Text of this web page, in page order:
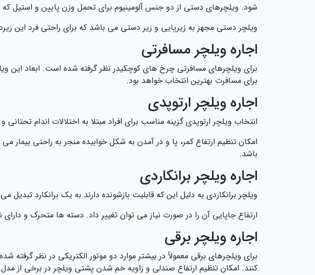
شود. ویلچرهای دستی از دو جنس آلومینیوم برای تحمل وزن پایین و استیل
ویلچر دستی مجهز به زیرپایی و زیر دستی می باشد که برای راحتی فرد این
اجاره ویلچر مسافرتی
برای ویلچرهای مسافرتی چرخ های کوچکیدر نظر گرفته شده است. ابعاد
برای مسافرت بهترین انتخاب خواهد بود.
اجاره ویلچر ارتوپدی
انتخاب ویلچر ارتوپدی گزینه مناسب برای افراد مبتلا به اختلالات
امکان تنظیم ارتفاع کمر، پا و در آمدن به شکل خوابیده منجر به راحتی
باشد.
اجاره ویلچر برانکاردی
ویلچر برانکاردی به دلیل این که قابلیت بازشونده دارند به یک برانکارد
ارتفاع جاپایی آن را در صورت نیاز می توان تغییر داد. دسته ها متحرک و
اجاره ویلچر برقی
برای ویلچرهای برقی معمولاً در بیشتر موارد دو موتور الکتریکی در نظر
کنند. امکان تنظیم ارتفاع صندلی و زاویه خم شدن پشتی ویلچر در برخی از